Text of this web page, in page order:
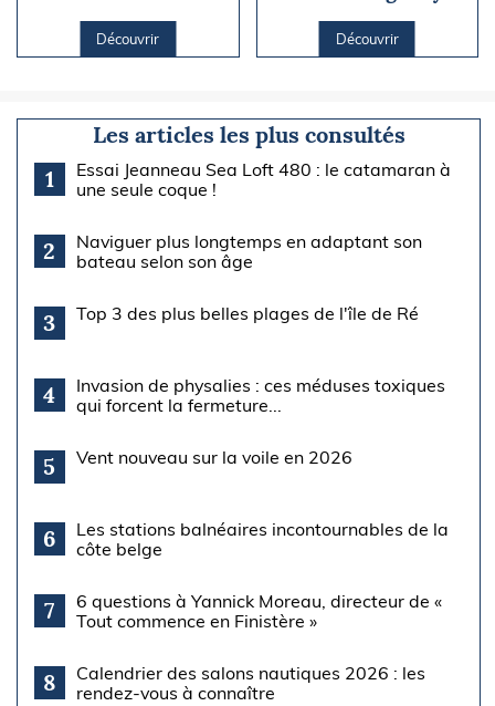
Découvrir Découvrir
Les articles les plus consultés
1
Essai Jeanneau Sea Loft 480 : le catamaran à
une seule coque !
2
Naviguer plus longtemps en adaptant son
bateau selon son âge
3 Top 3 des plus belles plages de l'île de Ré
4
Invasion de physalies : ces méduses toxiques
qui forcent la fermeture...
5 Vent nouveau sur la voile en 2026
6
Les stations balnéaires incontournables de la
côte belge
7
6 questions à Yannick Moreau, directeur de «
Tout commence en Finistère »
8
Calendrier des salons nautiques 2026 : les
rendez-vous à connaître